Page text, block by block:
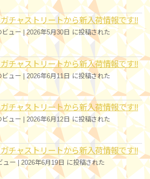
チャストリートから新入荷情報です!!
ビュー|2026年5月30日 に投稿された
チャストリートから新入荷情報です!!
ビュー | 2026年6月11日 に投稿された
チャストリートから新入荷情報です!!
ビュー 2026年6月12日 に投稿された
チャストリートから新入荷情報です!!
ュー|2026年6月19日 に投稿された